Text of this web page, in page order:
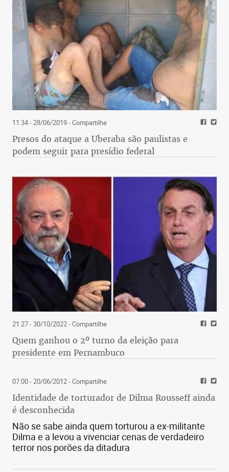
11:34 - 28/06/2019- Compartilhe
Presos do ataque a Uberaba são paulistas e
podem seguir para presídio federal
21:27 - 30/10/2022- Compartilhe
Quem ganhou o 2º turno da eleição para
presidente em Pernambuco
07:00 - 20/06/2012- Compartilhe
Identidade de torturador de Dilma Rousseff ainda
é desconhecida
Não se sabe ainda quem torturou a ex-militante
Dilma e a levou a vivenciar cenas de verdadeiro
terror nos porões da ditadura